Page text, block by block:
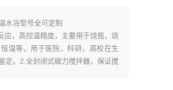
水浴型号全可定制
应，高控温精度，主要用于烧瓶，烧
温等。用于医院，科研，高校在生
定。2.全封闭式磁力搅拌器，保证搅